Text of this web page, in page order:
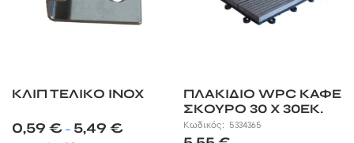
ΚΛΙΠ ΤΕΛΙΚΟ INOX
0,59 € – 5,49 €
range:
ΠΛΑΚΙΔΙΟ WPC ΚΑΦΕ
ΣΚΟΥΡΟ 30 X 30ΕΚ.
Κωδικός: 5334365